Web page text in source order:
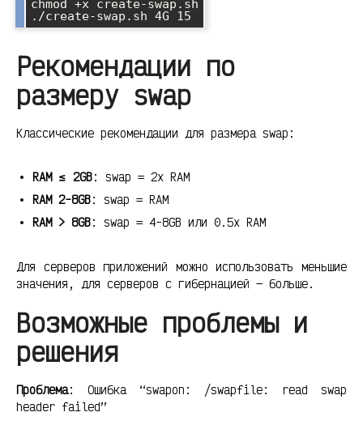
chmod +x create-swap.sh
./create-swap.sh 4G 15
Рекомендации по
размеру swap
Классические рекомендации для размера swap:
RAM ≤ 2GB: swap = 2x RAM
RAM 2-8GB: swap = RAM
RAM > 8GB: swap = 4-8GB или 0.5x RAM
Для серверов приложений можно использовать меньшие
значения, для серверов с гибернацией — больше.
Возможные проблемы и
решения
Проблема: Ошибка “swapon: /swapfile: read swap
header failed”